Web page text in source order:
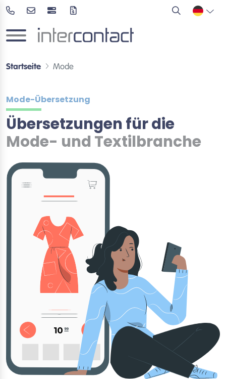
Startseite Mode
Mode-Übersetzung
Übersetzungen für die
Mode- und Textilbranche